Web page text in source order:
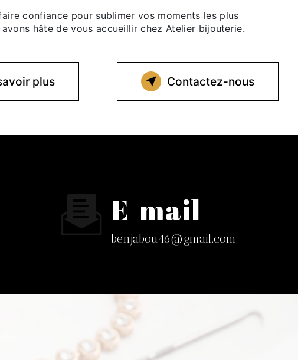
confiance pour sublimer vos moments les plus
hâte de vous accueillir chez Atelier bijouterie.
plus Contactez-nous
E-mail
benjabou46@gmail.com